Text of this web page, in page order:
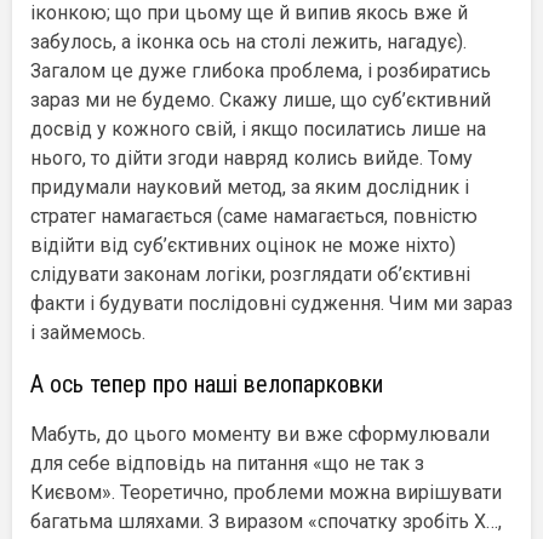
іконкою; що при цьому ще й випив якось вже й
забулось, а іконка ось на столі лежить, нагадує).
Загалом це дуже глибока проблема, і розбиратись
зараз ми не будемо. Скажу лише, що суб’єктивний
досвід у кожного свій, і якщо посилатись лише на
нього, то дійти згоди навряд колись вийде. Тому
придумали науковий метод, за яким дослідник і
стратег намагається (саме намагається, повністю
відійти від суб’єктивних оцінок не може ніхто)
слідувати законам логіки, розглядати об’єктивні
факти і будувати послідовні судження. Чим ми зараз
і займемось.
А ось тепер про наші велопарковки
Мабуть, до цього моменту ви вже сформулювали
для себе відповідь на питання «що не так з
Києвом». Теоретично, проблеми можна вирішувати
багатьма шляхами. З виразом «спочатку зробіть Х…,